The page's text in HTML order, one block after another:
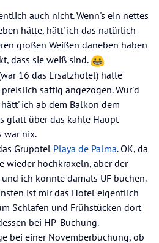
auch nicht. Wenn's ein nettes
hätte, hätt' ich das natürlich
großen Weißen daneben haben
dass sie weiß sind.
16 das Ersatzhotel) hatte
saftig angezogen. Wür'd
ich ab dem Balkon dem
glatt über das kahle Haupt
war nix.
Grupotel Playa de Palma. OK, da
wieder hochkraxeln, aber der
ich konnte damals ÜF buchen.
ist mir das Hotel eigentlich
Schlafen und Frühstücken dort
bei HP-Buchung.
bei einer Novemberbuchung, ob